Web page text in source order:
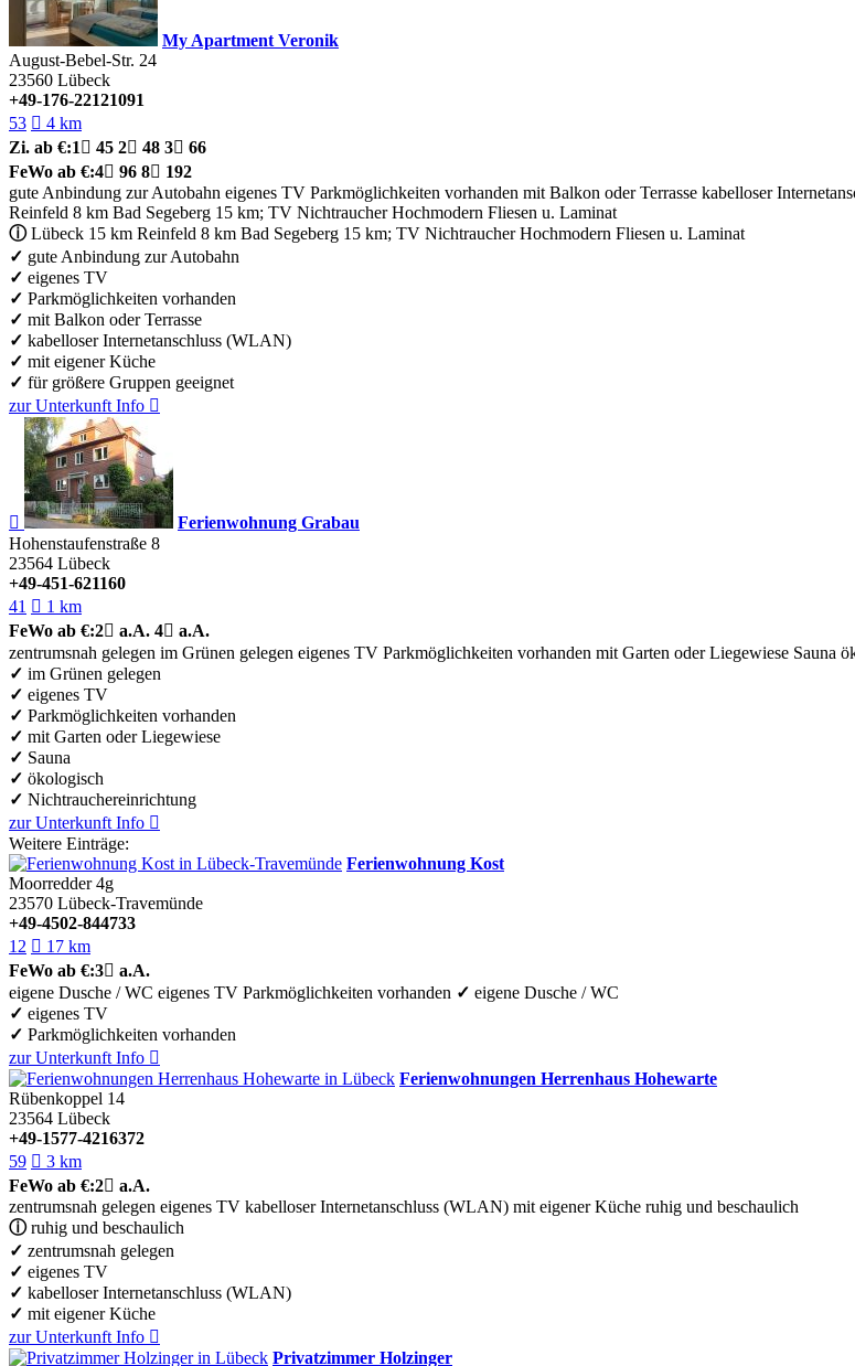
My Apartment Veronik
August-Bebel-Str. 24
23560 Lübeck
+49-176-22121091
53  4 km
Zi. ab €:1 45 2 48 3 66
FeWo ab €:4 96 8 192
gute Anbindung zur Autobahn eigenes TV Parkmöglichkeiten vorhanden mit Balkon oder Terrasse kabelloser
Reinfeld 8 km Bad Segeberg 15 km; TV Nichtraucher Hochmodern Fliesen u. Laminat
ⓘLübeck 15 km Reinfeld 8 km Bad Segeberg 15 km; TV Nichtraucher Hochmodern Fliesen u. Laminat
✓ gute Anbindung zur Autobahn
✓ eigenes TV
✓ Parkmöglichkeiten vorhanden
✓ mit Balkon oder Terrasse
✓ kabelloser Internetanschluss (WLAN)
✓ mit eigener Küche
✓ für größere Gruppen geeignet
zur Unterkunft Info 

Ferienwohnung Grabau
Hohenstaufenstraße 8
23564 Lübeck
+49-451-621160
41  1 km
FeWo ab €:2 a.A. 4 a.A.
zentrumsnah gelegen im Grünen gelegen eigenes TV Parkmöglichkeiten vorhanden mit Garten oder Liegewiese Sauna
✓ im Grünen gelegen
✓ eigenes TV
✓ Parkmöglichkeiten vorhanden
✓ mit Garten oder Liegewiese
✓ Sauna
✓ ökologisch
✓ Nichtrauchereinrichtung
zur Unterkunft Info 
Weitere Einträge:
Ferienwohnung Kost
Moorredder 4g
23570 Lübeck-Travemünde
+49-4502-844733
12  17 km
FeWo ab €:3 a.A.
eigene Dusche / WC eigenes TV Parkmöglichkeiten vorhanden ✓ eigene Dusche / WC
✓ eigenes TV
✓ Parkmöglichkeiten vorhanden
zur Unterkunft Info 
Ferienwohnungen Herrenhaus Hohewarte
Rübenkoppel 14
23564 Lübeck
+49-1577-4216372
59  3 km
FeWo ab €:2 a.A.
zentrumsnah gelegen eigenes TV kabelloser Internetanschluss (WLAN) mit eigener Küche ruhig und beschaulich
ⓘruhig und beschaulich
✓ zentrumsnah gelegen
✓ eigenes TV
✓ kabelloser Internetanschluss (WLAN)
✓ mit eigener Küche
zur Unterkunft Info 
Privatzimmer Holzinger